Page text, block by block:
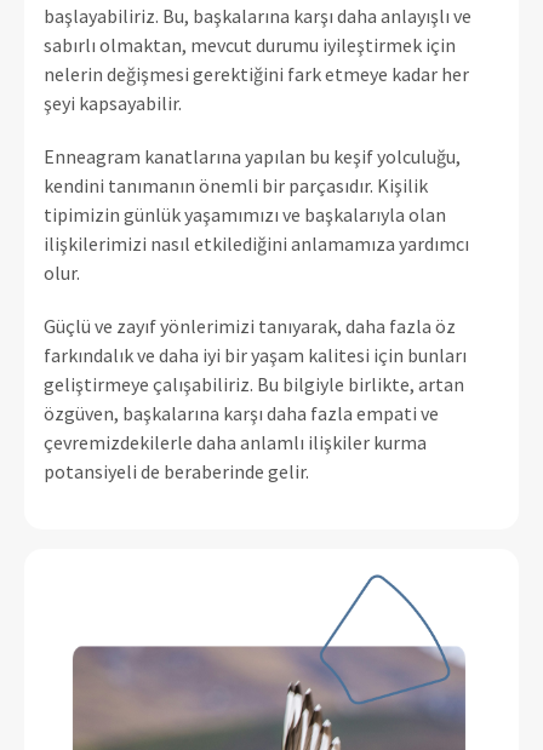
başlayabiliriz. Bu, başkalarına karşı daha anlayışlı ve
sabırlı olmaktan, mevcut durumu iyileştirmek için
nelerin değişmesi gerektiğini fark etmeye kadar her
şeyi kapsayabilir.
Enneagram kanatlarına yapılan bu keşif yolculuğu,
kendini tanımanın önemli bir parçasıdır. Kişilik
tipimizin günlük yaşamımızı ve başkalarıyla olan
ilişkilerimizi nasıl etkilediğini anlamamıza yardımcı
olur.
Güçlü ve zayıf yönlerimizi tanıyarak, daha fazla öz
farkındalık ve daha iyi bir yaşam kalitesi için bunları
geliştirmeye çalışabiliriz. Bu bilgiyle birlikte, artan
özgüven, başkalarına karşı daha fazla empati ve
çevremizdekilerle daha anlamlı ilişkiler kurma
potansiyeli de beraberinde gelir.